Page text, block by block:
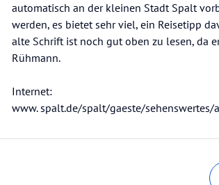
automatisch an der kleinen Stadt Spalt
werden, es bietet sehr viel, ein Reisetipp
alte Schrift ist noch gut oben zu lesen, da
Rühmann.
Internet:
www. spalt.de/spalt/gaeste/sehenswertes/